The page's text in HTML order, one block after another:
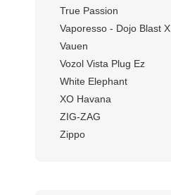
True Passion
Vaporesso - Dojo Blast X
Vauen
Vozol Vista Plug Ez
White Elephant
XO Havana
ZIG-ZAG
Zippo